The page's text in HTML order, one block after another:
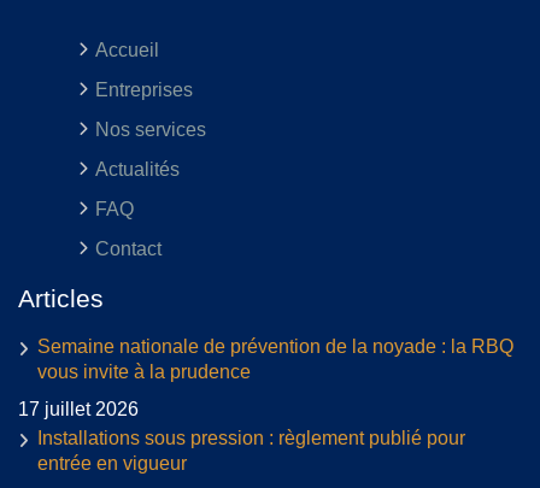
Accueil
Entreprises
Nos services
Actualités
FAQ
Contact
Articles
Semaine nationale de prévention de la noyade : la RBQ
vous invite à la prudence
17 juillet 2026
Installations sous pression : règlement publié pour
entrée en vigueur